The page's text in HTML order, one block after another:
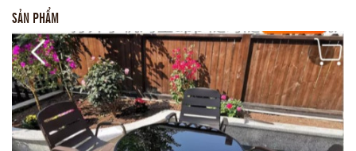
SẢN PHẨM